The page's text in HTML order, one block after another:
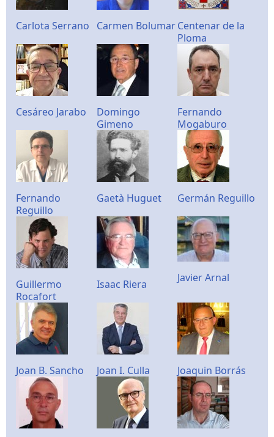
Carlota Serrano Carmen BolumarCentenar de la
Ploma
Cesáreo Jarabo
Domingo
Gimeno
Fernando
Mogaburo
Fernando
Reguillo
Gaetà Huguet Germán Reguillo
Guillermo
Rocafort
Isaac Riera Javier Arnal
Joan B. Sancho Joan I. Culla Joaquin Borrás